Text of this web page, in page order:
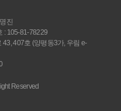
진
: 105-81-78229
407호 (양평동3가, 우림 e-
Reserved